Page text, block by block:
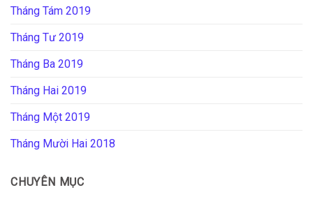
Tháng Tám 2019
Tháng Tư 2019
Tháng Ba 2019
Tháng Hai 2019
Tháng Một 2019
Tháng Mười Hai 2018
CHUYÊN MỤC